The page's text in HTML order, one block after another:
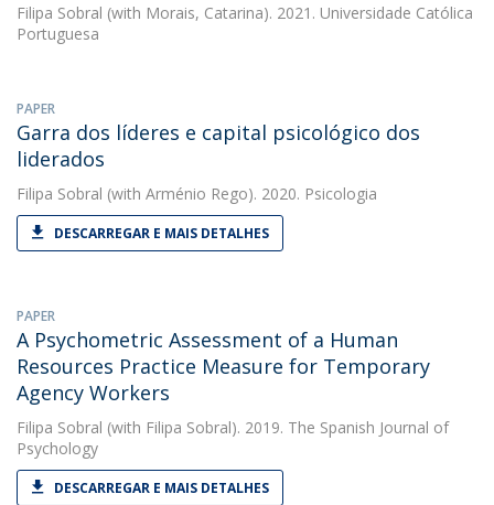
Filipa Sobral (with Morais, Catarina). 2021. Universidade Católica
Portuguesa
PAPER
Garra dos líderes e capital psicológico dos
liderados
Filipa Sobral (with Arménio Rego). 2020. Psicologia
DESCARREGAR E MAIS DETALHES
PAPER
A Psychometric Assessment of a Human
Resources Practice Measure for Temporary
Agency Workers
Filipa Sobral (with Filipa Sobral). 2019. The Spanish Journal of
Psychology
DESCARREGAR E MAIS DETALHES